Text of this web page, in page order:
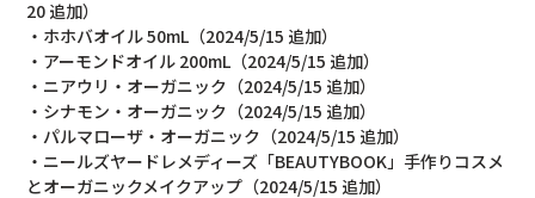
20 追加）
・ホホバオイル 50mL（2024/5/15 追加）
・アーモンドオイル 200mL（2024/5/15 追加）
・ニアウリ・オーガニック（2024/5/15 追加）
・シナモン・オーガニック（2024/5/15 追加）
・パルマローザ・オーガニック（2024/5/15 追加）
・ニールズヤードレメディーズ「BEAUTYBOOK」手作りコスメ
とオーガニックメイクアップ（2024/5/15 追加）